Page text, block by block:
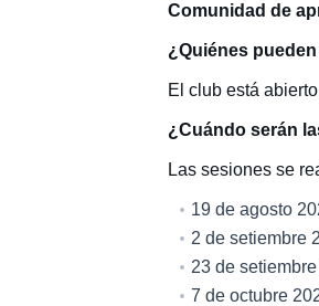
Comunidad de
¿Quiénes
El club está
¿Cuándo serán
Las sesiones se
19 de agosto
2 de setiembre
23 de
7 de octubre